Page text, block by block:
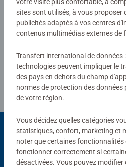
Rédiger une
Consignes d'évaluation
Choix populaires
sites sont utilisés, à vous proposer
publicités adaptés à vos centres
contenus multimédias externes de
Transfert international de données
technologies peuvent impliquer le
des pays en dehors du champ
normes de protection des données
de votre région.
Vous décidez quelles catégories
statistiques, confort, marketing et
noter que certaines fonctionnalités
fonctionner correctement si
désactivées. Vous pouvez modifier